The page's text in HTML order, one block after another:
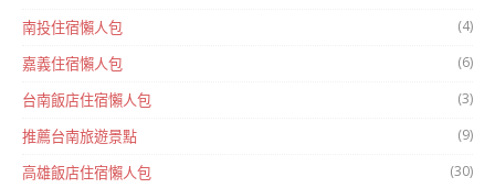
南投住宿懶人包 (4)
嘉義住宿懶人包 (6)
台南飯店住宿懶人包 (3)
推薦台南旅遊景點 (9)
高雄飯店住宿懶人包 (30)